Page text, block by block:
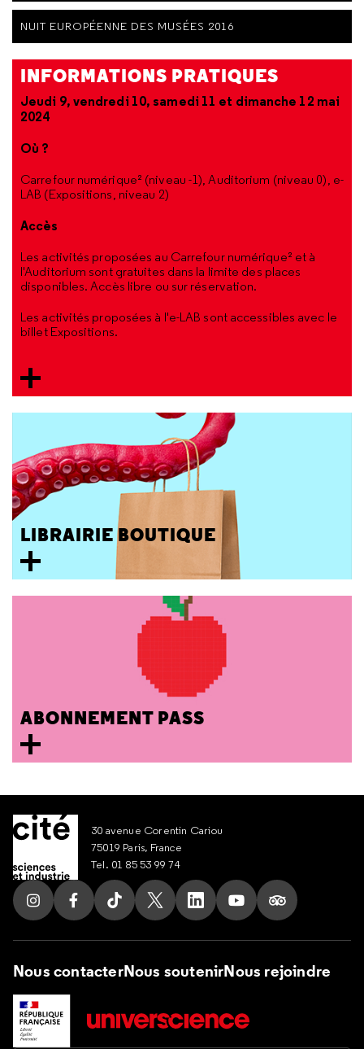
NUIT EUROPÉENNE DES MUSÉES 2016
INFORMATIONS PRATIQUES
Jeudi 9, vendredi 10, samedi 11 et dimanche 12 mai
2024
Où ?
Carrefour numérique² (niveau -1), Auditorium (niveau 0), e-
LAB (Expositions, niveau 2)
Accès
Les activités proposées au Carrefour numérique² et à
l'Auditorium sont gratuites dans la limite des places
disponibles. Accès libre ou sur réservation.
Les activités proposées à l'e-LAB sont accessibles avec le
billet Expositions.
LIBRAIRIE BOUTIQUE
ABONNEMENT PASS
30 avenue Corentin Cariou
75019 Paris, France
Tel. 01 85 53 99 74
Suivez nous sur Instagram
Suivez nous sur Facebook
Suivez nous sur Tik Tok
Suivez nous sur X
Suivez nous sur LinkedIn
Suivez nous sur
Suivez nous
Nous contacterNous soutenirNous rejoindre